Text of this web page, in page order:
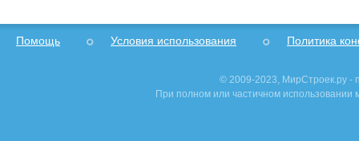
Помощь Условия использования Политика
© 2009-2023, МирСтроек.ру -
При полном или частичном использовании